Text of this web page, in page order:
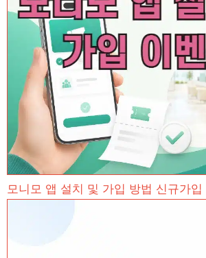
모니모 앱 설치 및 가입 방법 신규가